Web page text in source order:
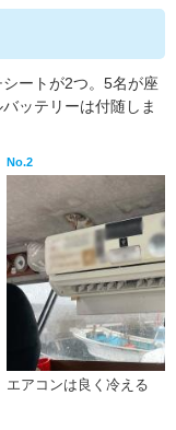
ートが2つ。5名が座
ッテリーは付随しま
No.2
エアコンは良く冷える